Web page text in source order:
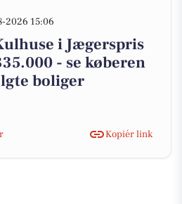
2026 15:06
i Jægerspris
- se køberen
boliger
Kopiér link